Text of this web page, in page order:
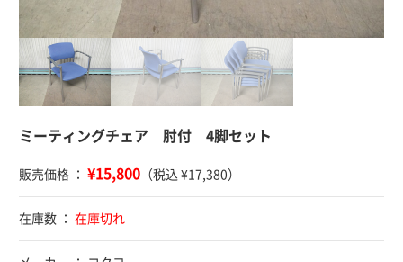
ミーティングチェア 肘付 4脚セット
販売価格 ： ¥15,800 （税込 ¥17,380）
在庫数 ： 在庫切れ